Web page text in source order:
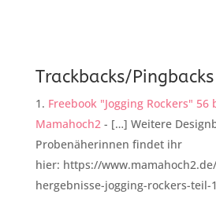
Trackbacks/Pingbacks
Freebook "Jogging Rockers" 56
Mamahoch2 - […] Weitere
Probenäherinnen findet ihr
hier: https://
hergebnisse-jogging-rockers-